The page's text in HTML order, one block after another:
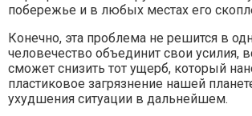
побережье и в любых местах его
Конечно, эта проблема не решится в
человечество объединит свои усилия,
сможет снизить тот ущерб, который
пластиковое загрязнение нашей
ухудшения ситуации в дальнейшем.